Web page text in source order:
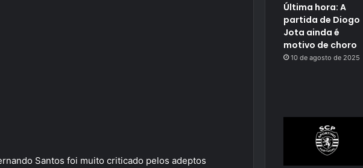
Santos foi muito criticado pelos adeptos
Última hora: A
partida de Diogo
Jota ainda é
motivo de choro
10 de agosto de 2025